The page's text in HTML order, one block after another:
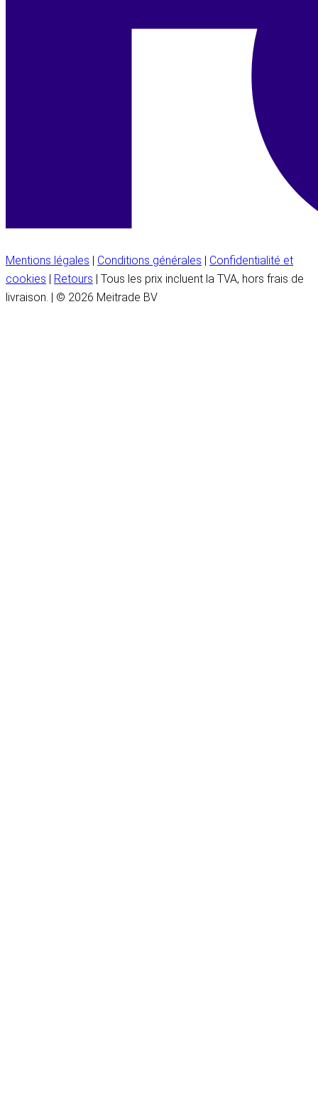
Mentions légales | Conditions générales | Confidentialité et
cookies | Retours | Tous les prix incluent la TVA, hors frais de
livraison. | © 2026 Meitrade BV